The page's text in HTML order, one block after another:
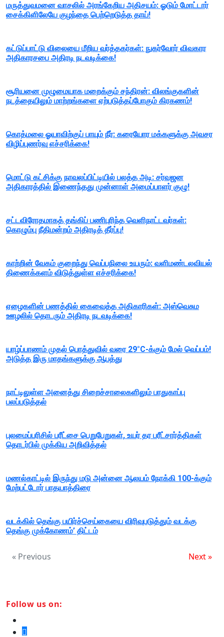
மருத்துவமனை வாசலில் அரங்கேறிய அதிசயம்: ஓடும் மோட்டார்
சைக்கிளிலேயே குழந்தை பெற்றெடுத்த தாய்!
கட்டுப்பாட்டு விலையை மீறிய வர்த்தகர்கள்: நுகர்வோர் விவகார
அதிகாரசபை அதிரடி நடவடிக்கை!
சூரியனை முழுமையாக மறைக்கும் சந்திரன்: விலங்குகளின்
நடத்தையிலும் மாற்றங்களை ஏற்படுத்தப்போகும் கிரகணம்!
கொத்மலை ஓயாவிற்குப் பாயும் நீர்: கரையோர மக்களுக்கு அவசர
விழிப்புணர்வு எச்சரிக்கை!
மொட்டு கட்சிக்கு நாவலப்பிட்டியில் பலத்த அடி: சர்வஜன
அதிகாரத்தில் இணைந்தது முன்னாள் அமைப்பாளர் குழு!
சட்டவிரோதமாகத் தங்கிப் பணிபுரிந்த வெளிநாட்டவர்கள்:
கொழும்பு நீதிமன்றம் அதிரடித் தீர்ப்பு!
காற்றின் வேகம் குறைந்து வெப்பநிலை உயரும்: வளிமண்டலவியல்
திணைக்களம் விடுத்துள்ள எச்சரிக்கை!
ஏழைகளின் பணத்தில் கைவைத்த அதிகாரிகள்: அஸ்வெசும
ஊழலில் தொடரும் அதிரடி நடவடிக்கை!
யாழ்ப்பாணம் முதல் பொத்துவில் வரை 29°C-க்கும் மேல் வெப்பம்!
அடுத்த இரு மாதங்களுக்கு ஆபத்து
நாட்டிலுள்ள அனைத்து சிறைச்சாலைகளிலும் பாதுகாப்பு
பலப்படுத்தல்
புலமைப்பரிசில் பரீட்சை பெறுபேறுகள், உயர் தர பரீட்சார்த்திகள்
தொடர்பில் முக்கிய அறிவித்தல்
மணல்காட்டில் இருந்து மடு அன்னை ஆலயம் நோக்கி 100-க்கும்
மேற்பட்டோர் பாதயாத்திரை
வடக்கில் தெங்கு பயிர்ச்செய்கையை விரிவுபடுத்தும் வடக்கு
தெங்கு முக்கோணம்’ திட்டம்
« Previous Next »
Follow us on: